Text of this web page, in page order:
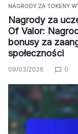
NAGRODY ZA TOKENY
Nagrody za
Of Valor:
bonusy za
społeczności
09/03/2026 0